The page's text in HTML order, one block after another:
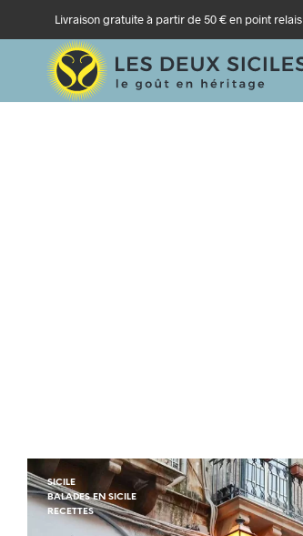
Livraison gratuite à partir de 50 € en point relais
SICILE
BALADES EN SICILE
RECETTES